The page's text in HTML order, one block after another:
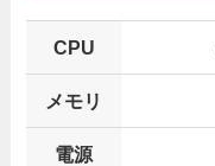
CPU
メモリ
電源